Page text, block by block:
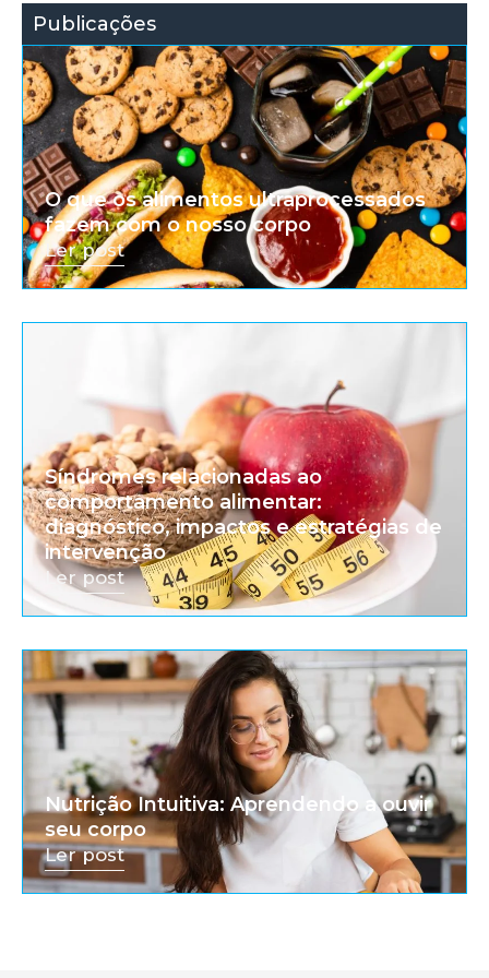
Publicações
O que os alimentos ultraprocessados
fazem com o nosso corpo
Ler post
Síndromes relacionadas ao
comportamento alimentar:
diagnóstico, impactos e estratégias de
intervenção
Ler post
Nutrição Intuitiva: Aprendendo a ouvir
seu corpo
Ler post